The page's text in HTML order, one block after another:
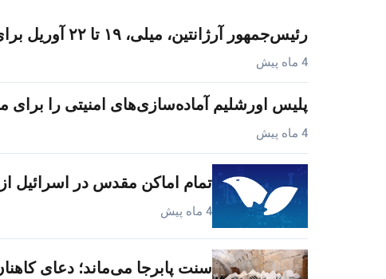
رئیس‌جمهور آرژانتین، میلی، ۱۹ تا ۲۲ آوریل برای رویدادهای روز استقلال به…
4 ماه پیش
پلیس اورشلیم آماده‌سازی‌های امنیتی را
4 ماه پیش
تمام اماکن مقدس در اسرائیل
4 ماه پیش
سنت پابرجا می‌ماند؛ دعای